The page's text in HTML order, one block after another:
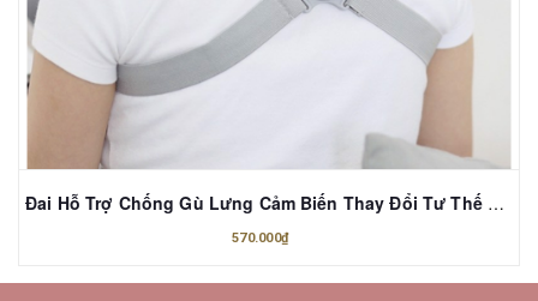
Đai Hỗ Trợ Chống Gù Lưng Cảm Biến Thay Đổi Tư Thế Ohella
570.000₫